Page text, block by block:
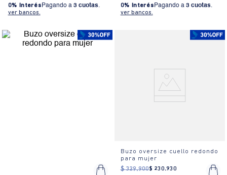
0% Interés Pagando a 3 cuotas.
ver bancos.
0% Interés Pagando a 3 cuotas.
ver bancos.
Buzo oversize cuello redondo
para mujer
$ 329.900$ 230.930